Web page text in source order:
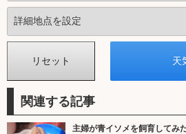
関連する記事
主婦が青イソメを飼育して